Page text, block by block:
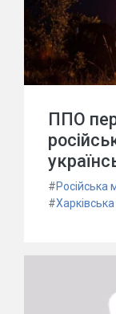
ППО
#Російська
#